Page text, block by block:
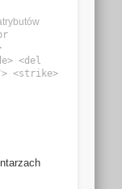
<del
<strike>